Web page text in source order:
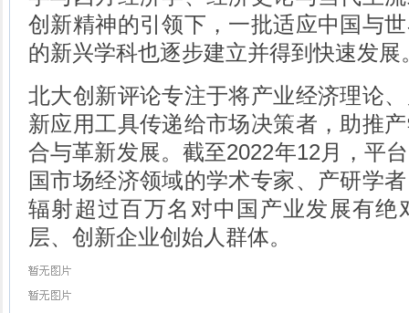
创新精神的引领下，一批适应中国与
的新兴学科也逐步建立并得到快速发展
北大创新评论专注于将产业经济理论
新应用工具传递给市场决策者，助推
合与革新发展。截至2022年12月，平
国市场经济领域的学术专家、产研学
辐射超过百万名对中国产业发展有绝
层、创新企业创始人群体。